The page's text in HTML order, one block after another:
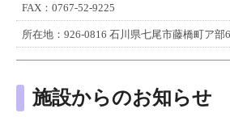
FAX： 0767-52-9225
所在地： 926-0816 石川県七尾市藤橋町ア部
施設からのお知らせ